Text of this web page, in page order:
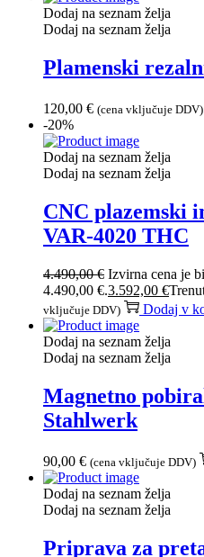
Dodaj na seznam želja
Dodaj na seznam želja
Plamenski
120,00 € (cena vključuje DDV)
-20%
Dodaj na seznam želja
Dodaj na seznam želja
CNC plazemski
VAR-4020 THC
4.490,00€ Izvirna cena je
4.490,00 €.3.592,00 €
vključuje DDV)
Dodaj v
Dodaj na seznam želja
Dodaj na seznam želja
Magnetno
Stahlwerk
90,00 € (cena vključuje DDV)
Dodaj na seznam želja
Dodaj na seznam želja
Priprava za